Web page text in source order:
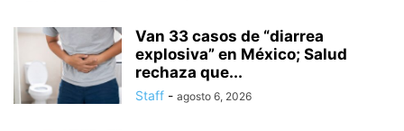
Van 33 casos de “diarrea
explosiva” en México; Salud
rechaza que...
Staff - agosto 6, 2026